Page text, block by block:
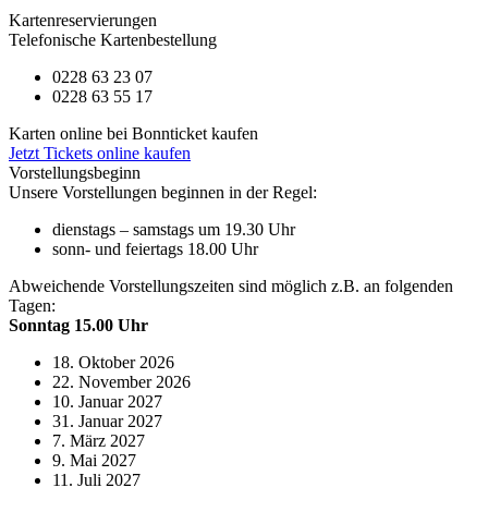
Kartenreservierungen
Telefonische Kartenbestellung
0228 63 23 07
0228 63 55 17
Karten online bei Bonnticket kaufen
Jetzt Tickets online kaufen
Vorstellungsbeginn
Unsere Vorstellungen beginnen in der Regel:
dienstags – samstags um 19.30 Uhr
sonn- und feiertags 18.00 Uhr
Abweichende Vorstellungszeiten sind möglich z.B. an folgenden
Tagen:
Sonntag 15.00 Uhr
18. Oktober 2026
22. November 2026
10. Januar 2027
31. Januar 2027
7. März 2027
9. Mai 2027
11. Juli 2027